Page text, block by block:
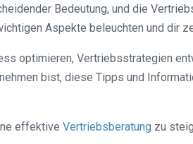
Bedeutung, und die
Aspekte beleuchten und dir
optimieren, Vertriebsstrategien
bist, diese Tipps und
effektive Vertriebsberatung zu